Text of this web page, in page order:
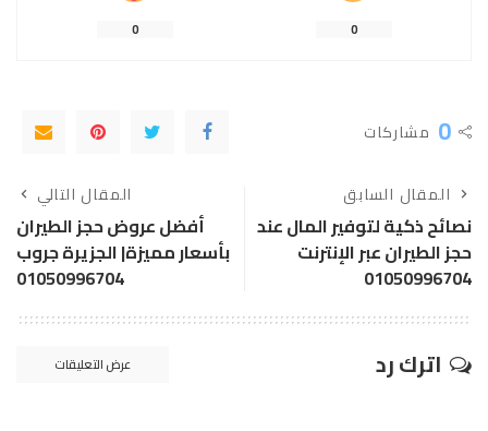
0
0
0 مشاركات
المقال السابق
نصائح ذكية لتوفير المال عند
حجز الطيران عبر الإنترنت
01050996704
المقال التالي
أفضل عروض حجز الطيران
بأسعار مميزة| الجزيرة جروب
01050996704
اترك رد عرض التعليقات